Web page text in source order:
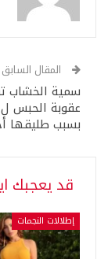
المقال السابق
سمية الخشاب
بسبب طليقها
قد يعجبك
إطلالات النجمات